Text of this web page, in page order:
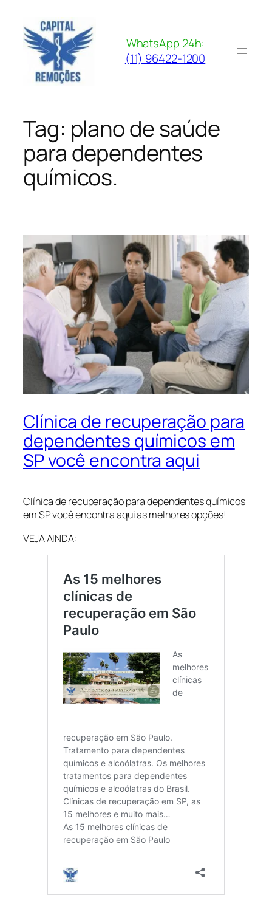
para
conteúdo
WhatsApp 24h:
(11) 96422-1200
Tag: plano de saúde
para dependentes
químicos.
Clínica de recuperação para
dependentes químicos em
SP você encontra aqui
Clínica de recuperação para dependentes químicos
em SP você encontra aqui as melhores opções!
VEJA AINDA: